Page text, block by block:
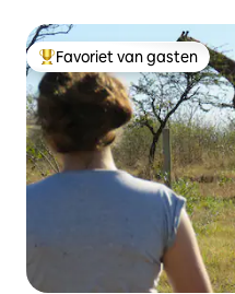
Topfavoriet van gasten
Favoriet van gasten